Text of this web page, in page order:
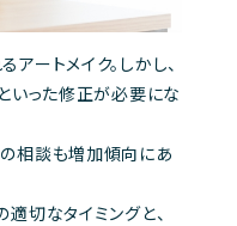
ートメイク。しかし、
いった修正が必要にな
相談も増加傾向にあ
切なタイミングと、